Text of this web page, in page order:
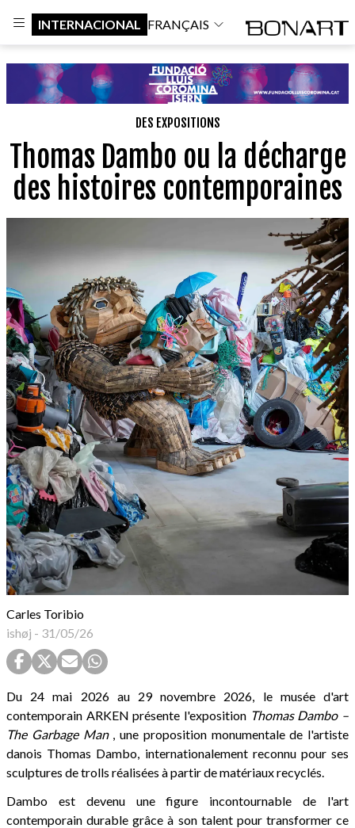
INTERNACIONAL FRANÇAIS
DES EXPOSITIONS
Thomas Dambo ou la décharge
des histoires contemporaines
Carles Toribio
ishøj - 31/05/26
Du 24 mai 2026 au 29 novembre 2026, le musée d'art
contemporain ARKEN présente l'exposition Thomas Dambo –
The Garbage Man, une proposition monumentale de l'artiste
danois Thomas Dambo, internationalement reconnu pour ses
sculptures de trolls réalisées à partir de matériaux recyclés.
Dambo est devenu une figure incontournable de l'art
contemporain durable grâce à son talent pour transformer ce